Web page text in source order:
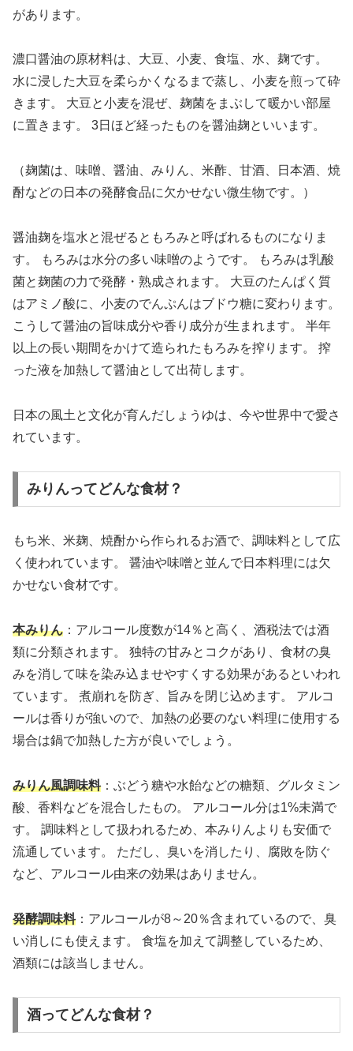
があります。
濃口醤油の原材料は、大豆、小麦、食塩、水、麹です。
水に浸した大豆を柔らかくなるまで蒸し、小麦を煎って砕
きます。 大豆と小麦を混ぜ、麹菌をまぶして暖かい部屋
に置きます。 3日ほど経ったものを醤油麹といいます。
（麹菌は、味噌、醤油、みりん、米酢、甘酒、日本酒、焼
酎などの日本の発酵食品に欠かせない微生物です。）
醤油麹を塩水と混ぜるともろみと呼ばれるものになりま
す。 もろみは水分の多い味噌のようです。 もろみは乳酸
菌と麹菌の力で発酵・熟成されます。 大豆のたんぱく質
はアミノ酸に、小麦のでんぷんはブドウ糖に変わります。
こうして醤油の旨味成分や香り成分が生まれます。 半年
以上の長い期間をかけて造られたもろみを搾ります。 搾
った液を加熱して醤油として出荷します。
日本の風土と文化が育んだしょうゆは、今や世界中で愛さ
れています。
みりんってどんな食材？
もち米、米麹、焼酎から作られるお酒で、調味料として広
く使われています。 醤油や味噌と並んで日本料理には欠
かせない食材です。
本みりん ：アルコール度数が14％と高く、酒税法では酒
類に分類されます。 独特の甘みとコクがあり、食材の臭
みを消して味を染み込ませやすくする効果があるといわれ
ています。 煮崩れを防ぎ、旨みを閉じ込めます。 アルコ
ールは香りが強いので、加熱の必要のない料理に使用する
場合は鍋で加熱した方が良いでしょう。
みりん風調味料：ぶどう糖や水飴などの糖類、グルタミン
酸、香料などを混合したもの。 アルコール分は1%未満で
す。 調味料として扱われるため、本みりんよりも安価で
流通しています。 ただし、臭いを消したり、腐敗を防ぐ
など、アルコール由来の効果はありません。
発酵調味料：アルコールが8～20％含まれているので、臭
い消しにも使えます。 食塩を加えて調整しているため、
酒類には該当しません。
酒ってどんな食材？